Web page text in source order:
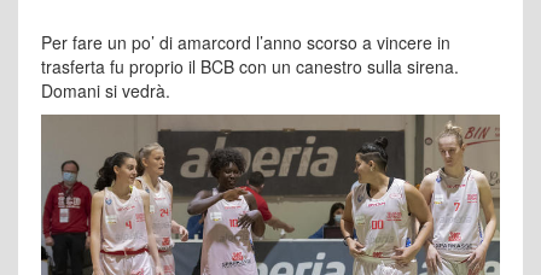
Per fare un po’ di amarcord l’anno scorso a vincere in
trasferta fu proprio il BCB con un canestro sulla sirena.
Domani si vedrà.